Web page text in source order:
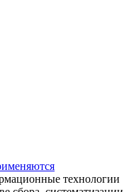
технологии